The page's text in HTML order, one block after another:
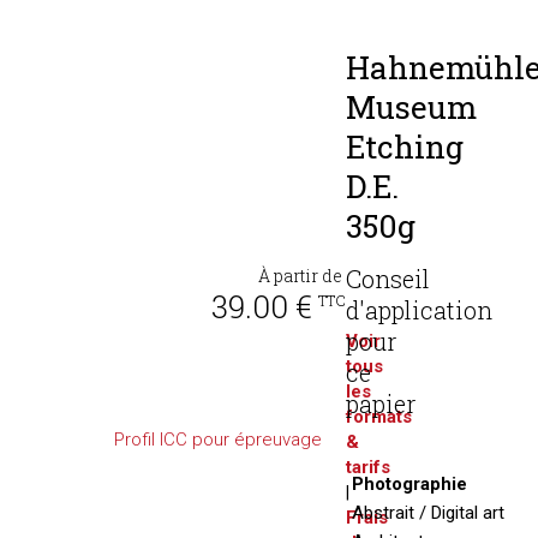
Museum
Etching
D.E.
350g
À partir de
39.00 € TTC
Voir
tous
les
formats
&
tarifs
Frais
Conseil
d'application
pour
ce
papier
Profil ICC pour épreuvage
Photographie
Abstrait / Digital art